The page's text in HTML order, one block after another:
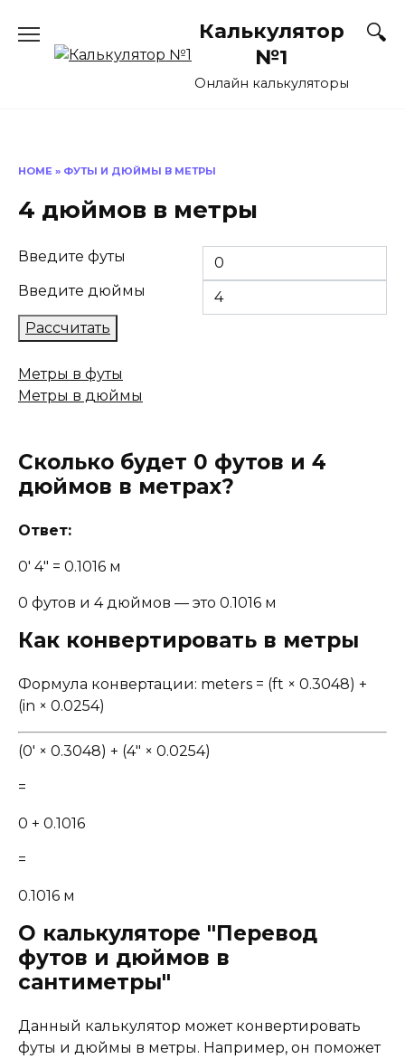
содержанию
Калькулятор
№1
Онлайн калькуляторы
HOME » ФУТЫ И ДЮЙМЫ В МЕТРЫ
4 дюймов в метры
Введите футы
Введите дюймы
Рассчитать
Метры в футы
Метры в дюймы
Сколько будет 0 футов и 4
дюймов в метрах?
Ответ:
0' 4" = 0.1016 м
0 футов и 4 дюймов — это 0.1016 м
Как конвертировать в метры
Формула конвертации: meters = (ft × 0.3048) +
(in × 0.0254)
(0' × 0.3048) + (4" × 0.0254)
=
0 + 0.1016
=
0.1016 м
О калькуляторе "Перевод
футов и дюймов в
сантиметры"
Данный калькулятор может конвертировать
футы и дюймы в метры. Например, он поможет